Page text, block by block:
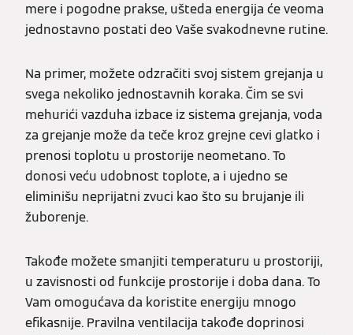
mere i pogodne prakse, ušteda energija će veoma
jednostavno postati deo Vaše svakodnevne rutine.
Na primer, možete odzračiti svoj sistem grejanja u
svega nekoliko jednostavnih koraka. Čim se svi
mehurići vazduha izbace iz sistema grejanja, voda
za grejanje može da teče kroz grejne cevi glatko i
prenosi toplotu u prostorije neometano. To
donosi veću udobnost toplote, a i ujedno se
eliminišu neprijatni zvuci kao što su brujanje ili
žuborenje.
Takođe možete smanjiti temperaturu u prostoriji,
u zavisnosti od funkcije prostorije i doba dana. To
Vam omogućava da koristite energiju mnogo
efikasnije. Pravilna ventilacija takođe doprinosi